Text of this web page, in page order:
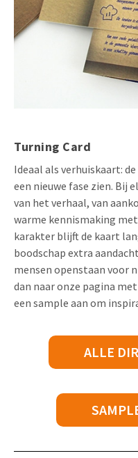
Turning Card
Ideaal als verhuiskaart: de
een nieuwe fase zien. Bij
van het verhaal, van
warme kennismaking
karakter blijft de kaart
boodschap extra
mensen openstaan voor
dan naar onze pagina
een sample aan om
ALLE